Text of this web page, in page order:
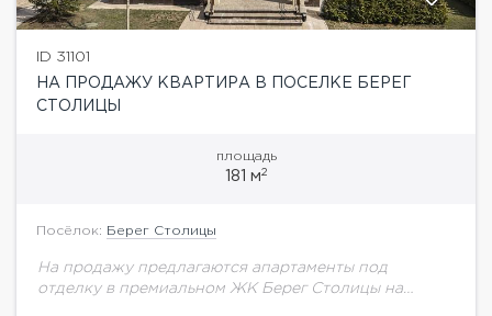
ID 31101
НА ПРОДАЖУ КВАРТИРА В ПОСЕЛКЕ БЕРЕГ
СТОЛИЦЫ
площадь
181 м2
Посёлок: Берег Столицы
На продажу предлагаются апартаменты под
отделку в премиальном ЖК Берег Столицы на